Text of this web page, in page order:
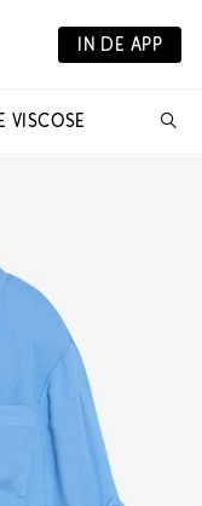
IN DE APP
VISCOSE